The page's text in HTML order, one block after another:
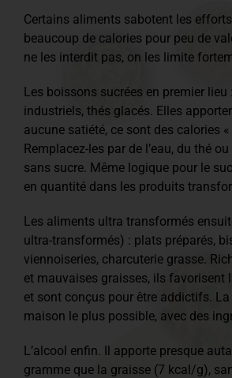
Certains aliments sabotent les
beaucoup de calories pour peu de
ne les interdit pas, on les limite
Les boissons sucrées en premier lieu
industriels, thés glacés. Elles
aucune satiété, ce sont des calories «
Remplacez-les par de l’eau, du thé
sans sucre. Même logique pour le
en quantité dans les produits
Les aliments ultra transformés
ultra-transformés) : plats préparés,
viennoiseries, charcuterie grasse.
et mauvaises graisses, ils favorisent
et sont conçus pour être addictifs.
maison le plus possible, avec des
L’alcool enfin. Il apporte presque
gramme que la graisse (7 kcal/g),